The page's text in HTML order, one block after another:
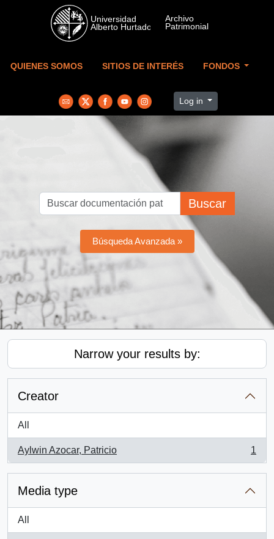
Skip to main content
QUIENES SOMOS SITIOS DE INTERÉS FONDOS
Log in
Buscar
Búsqueda Avanzada »
Narrow your results by:
Creator
All
Aylwin Azocar, Patricio
, 1 results
1
Media type
All